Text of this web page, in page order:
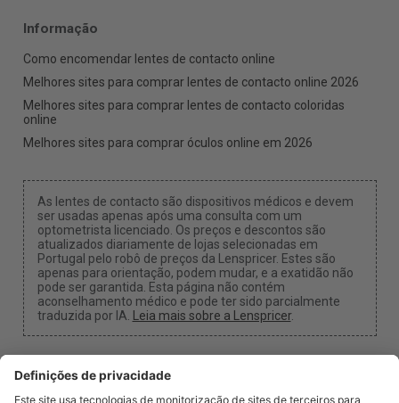
Informação
Como encomendar lentes de contacto online
Melhores sites para comprar lentes de contacto online 2026
Melhores sites para comprar lentes de contacto coloridas
online
Melhores sites para comprar óculos online em 2026
As lentes de contacto são dispositivos médicos e devem
ser usadas apenas após uma consulta com um
optometrista licenciado. Os preços e descontos são
atualizados diariamente de lojas selecionadas em
Portugal pelo robô de preços da Lenspricer. Estes são
apenas para orientação, podem mudar, e a exatidão não
pode ser garantida. Esta página não contém
aconselhamento médico e pode ter sido parcialmente
traduzida por IA. Leia mais sobre a Lenspricer.